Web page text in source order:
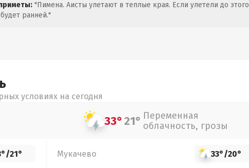
"Пимена. Аисты улетают в теплые края. Если улетели до этого
ранней."
условиях на сегодня
33°21° Переменная
облачность, грозы
/21° Мукачево 33°/20°